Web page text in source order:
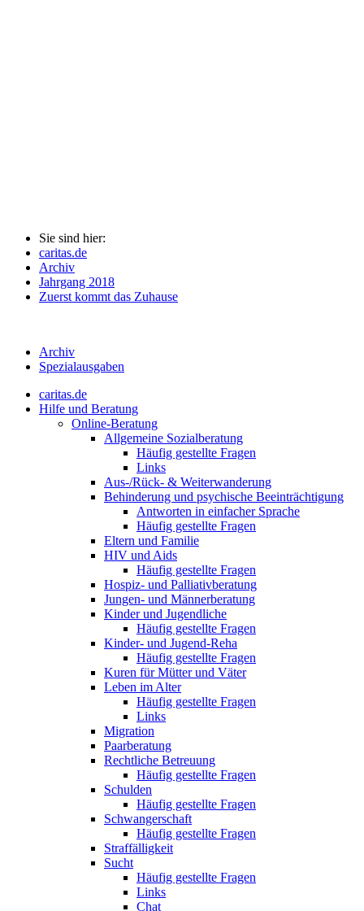
Sie sind hier:
caritas.de
Archiv
Jahrgang 2018
Zuerst kommt das Zuhause
Archiv
Spezialausgaben
caritas.de
Hilfe und Beratung
Online-Beratung
Allgemeine Sozialberatung
Häufig gestellte Fragen
Links
Aus-/Rück- & Weiterwanderung
Behinderung und psychische Beeinträchtigung
Antworten in einfacher Sprache
Häufig gestellte Fragen
Eltern und Familie
HIV und Aids
Häufig gestellte Fragen
Hospiz- und Palliativberatung
Jungen- und Männerberatung
Kinder und Jugendliche
Häufig gestellte Fragen
Kinder- und Jugend-Reha
Häufig gestellte Fragen
Kuren für Mütter und Väter
Leben im Alter
Häufig gestellte Fragen
Links
Migration
Paarberatung
Rechtliche Betreuung
Häufig gestellte Fragen
Schulden
Häufig gestellte Fragen
Schwangerschaft
Häufig gestellte Fragen
Straffälligkeit
Sucht
Häufig gestellte Fragen
Links
Chat